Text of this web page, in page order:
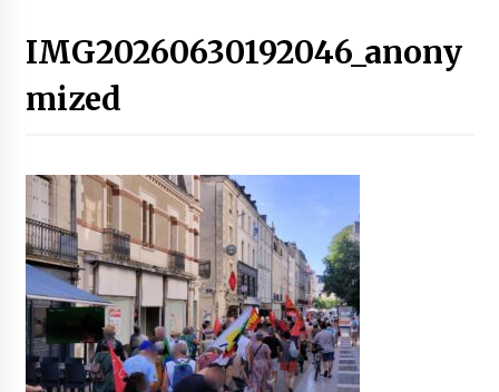
IMG20260630192046_anony
mized